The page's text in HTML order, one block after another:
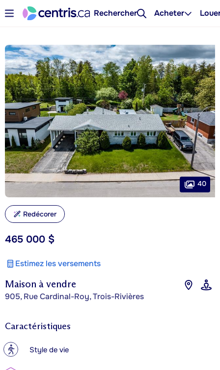
Rechercher Acheter
Maison à vendre
905, Rue Cardinal-Roy, Trois-Rivières
465 000 $
Estimez les versements
40
Redécorer
Caractéristiques
? Style de vie